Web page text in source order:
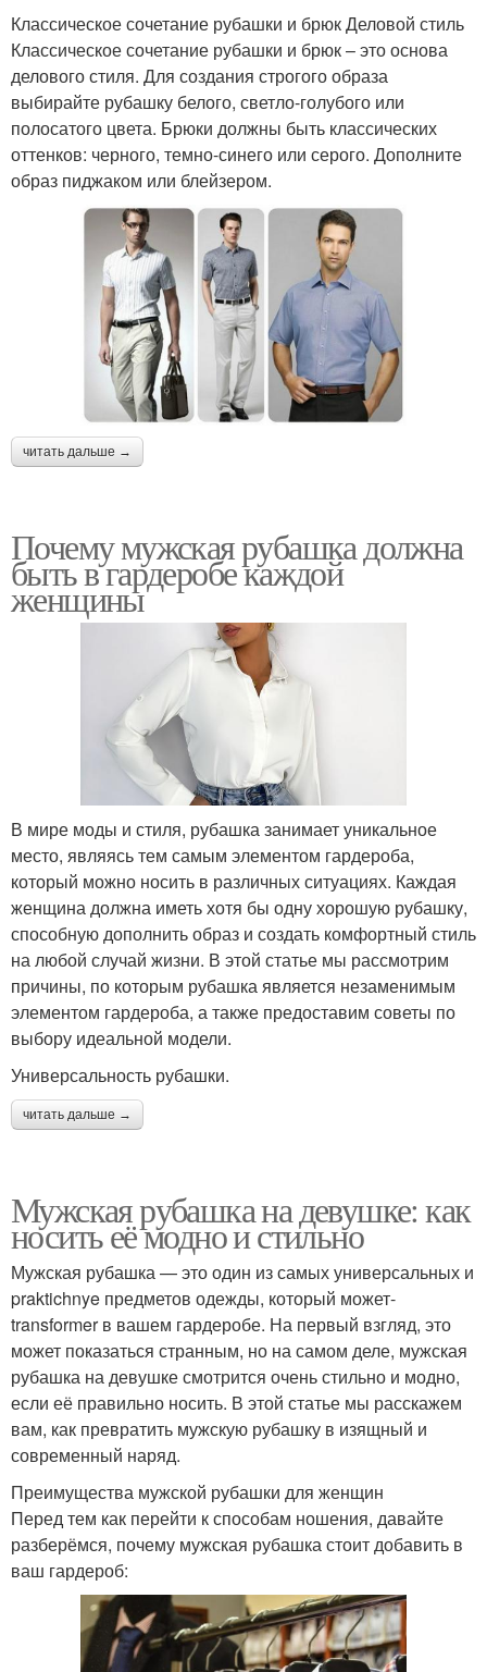
Классическое сочетание рубашки и брюк Деловой стиль
Классическое сочетание рубашки и брюк – это основа
делового стиля. Для создания строгого образа
выбирайте рубашку белого, светло-голубого или
полосатого цвета. Брюки должны быть классических
оттенков: черного, темно-синего или серого. Дополните
образ пиджаком или блейзером.
читать дальше →
Почему мужская рубашка должна
быть в гардеробе каждой
женщины
В мире моды и стиля, рубашка занимает уникальное
место, являясь тем самым элементом гардероба,
который можно носить в различных ситуациях. Каждая
женщина должна иметь хотя бы одну хорошую рубашку,
способную дополнить образ и создать комфортный стиль
на любой случай жизни. В этой статье мы рассмотрим
причины, по которым рубашка является незаменимым
элементом гардероба, а также предоставим советы по
выбору идеальной модели.
Универсальность рубашки.
читать дальше →
Мужская рубашка на девушке: как
носить её модно и стильно
Мужская рубашка — это один из самых универсальных и
praktichnye предметов одежды, который может-
transformer в вашем гардеробе. На первый взгляд, это
может показаться странным, но на самом деле, мужская
рубашка на девушке смотрится очень стильно и модно,
если её правильно носить. В этой статье мы расскажем
вам, как превратить мужскую рубашку в изящный и
современный наряд.
Преимущества мужской рубашки для женщин
Перед тем как перейти к способам ношения, давайте
разберёмся, почему мужская рубашка стоит добавить в
ваш гардероб: